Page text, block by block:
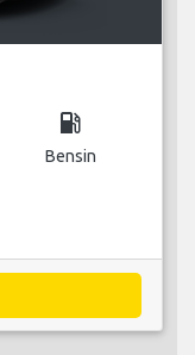
local_gas_station
Bensin